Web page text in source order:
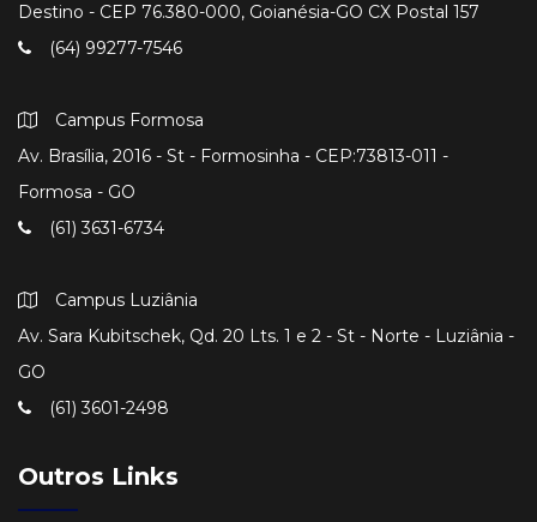
Destino - CEP 76.380-000, Goianésia-GO CX Postal 157
(64) 99277-7546
Campus Formosa
Av. Brasília, 2016 - St - Formosinha - CEP:73813-011 -
Formosa - GO
(61) 3631-6734
Campus Luziânia
Av. Sara Kubitschek, Qd. 20 Lts. 1 e 2 - St - Norte - Luziânia -
GO
(61) 3601-2498
Outros Links